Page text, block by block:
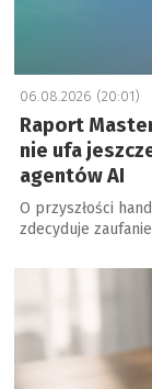
06.08.2026 (20:01)
Raport
nie ufa
agentów AI
O przyszłości
zdecyduje
a